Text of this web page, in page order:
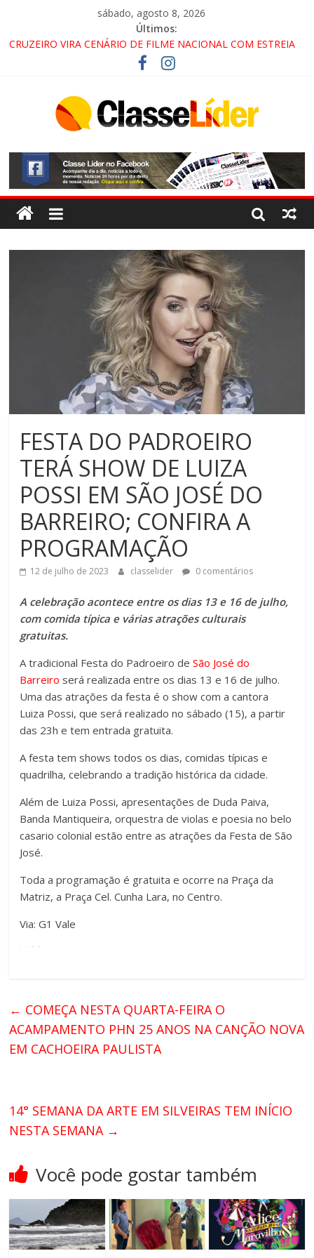
sábado, agosto 8, 2026
Últimos:
CRUZEIRO VIRA CENÁRIO DE FILME NACIONAL COM ESTREIA
PROMOTOR DO GAECO
ACESSO À APARECIDA NA DUTRA SERÁ BLOQUEADO NO FIM
ALTERNATIVAS
LORENA, PINDAMONHANGABA E QUELUZ NA RETA FINAL
PELA FÁBRICA DA COCA-COLA!
FESTA DO PADROEIRO
TERÁ SHOW DE LUIZA
POSSI EM SÃO JOSÉ DO
BARREIRO; CONFIRA A
PROGRAMAÇÃO
12 de julho de 2023 classelider 0 comentários
A celebração acontece entre os dias 13 e 16 de julho,
com comida típica e várias atrações culturais
gratuitas.
A tradicional Festa do Padroeiro deSão José do
Barreiro será realizada entre os dias 13 e 16 de julho.
Uma das atrações da festa é o show com a cantora
Luiza Possi, que será realizado no sábado (15), a partir
das 23h e tem entrada gratuita.
A festa tem shows todos os dias, comidas típicas e
quadrilha, celebrando a tradição histórica da cidade.
Além de Luiza Possi, apresentações de Duda Paiva,
Banda Mantiqueira, orquestra de violas e poesia no belo
casario colonial estão entre as atrações da Festa de São
José.
Toda a programação é gratuita e ocorre na Praça da
Matriz, a Praça Cel. Cunha Lara, no Centro.
Via: G1 Vale
← COMEÇA NESTA QUARTA-FEIRA O
ACAMPAMENTO PHN 25 ANOS NA CANÇÃO NOVA
EM CACHOEIRA PAULISTA
14° SEMANA DA ARTE EM SILVEIRAS TEM INÍCIO
NESTA SEMANA →
Você pode gostar também